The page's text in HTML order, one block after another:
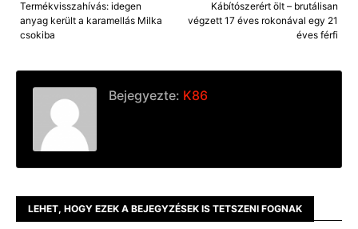
Kábítószerért ölt – brutálisan
végzett 17 éves rokonával egy 21
éves férfi
Termékvisszahívás: idegen
anyag került a karamellás Milka
csokiba
Bejegyezte: K86
LEHET, HOGY EZEK A BEJEGYZÉSEK IS TETSZENI FOGNAK